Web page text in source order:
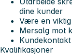
dine kunder
Være en
Mersalg mot
Kundekontakt
Kvalifikasjoner